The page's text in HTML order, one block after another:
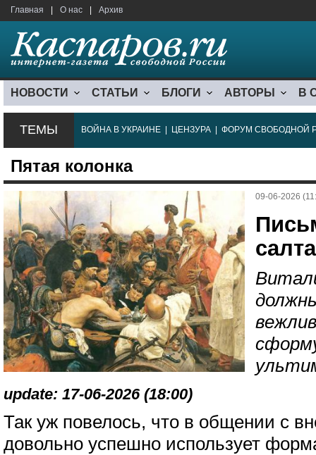
Главная О нас Архив
НОВОСТИ СТАТЬИ БЛОГИ АВТОРЫ В
ТЕМЫ ВОЙНА В УКРАИНЕ ЦЕНЗУРА ФОРУМ СВОБОДНОЙ
Пятая колонка
09-06-2026
update: 17-06-2026 (18:00)
Так уж повелось, что в общении с
довольно успешно использует